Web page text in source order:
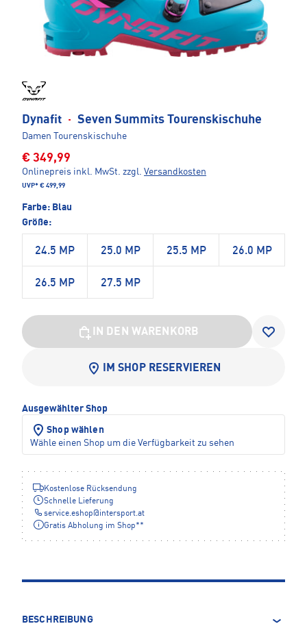
Dynafit · Seven Summits Tourenskischuhe
Damen Tourenskischuhe
€ 349,99
Onlinepreis inkl. MwSt. zzgl. Versandkosten
UVP* € 499,99
Farbe: Blau
Größe:
24.5 MP 25.0 MP 25.5 MP 26.0 MP
26.5 MP 27.5 MP
IN DEN WARENKORB
IM SHOP RESERVIEREN
Ausgewählter Shop
Shop wählen
Wähle einen Shop um die Verfügbarkeit zu sehen
Kostenlose Rücksendung
Schnelle Lieferung
service.eshop@intersport.at
Gratis Abholung im Shop**
BESCHREIBUNG